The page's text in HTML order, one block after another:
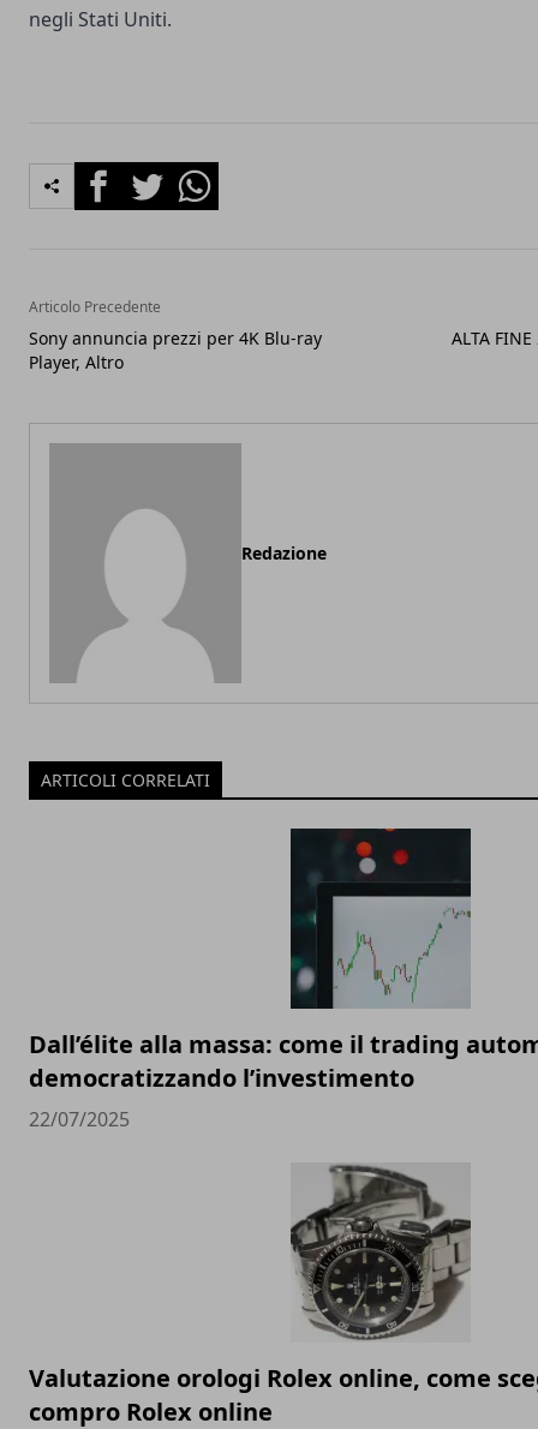
negli Stati Uniti.
FacebookTwitterWhatsapp
Articolo Precedente
Sony annuncia prezzi per 4K Blu-ray
Player, Altro
ALTA
Redazione
ARTICOLI CORRELATI
Dall’élite alla massa: come il trading
democratizzando l’investimento
22/07/2025
Valutazione orologi Rolex online, come
compro Rolex online